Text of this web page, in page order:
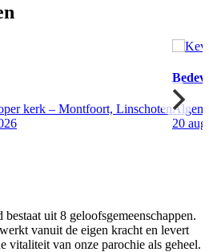
kerk – Montfoort, Linschoten
20
uit 8 geloofsgemeenschappen.
vanuit de eigen kracht en levert
vitaliteit van onze parochie als geheel.